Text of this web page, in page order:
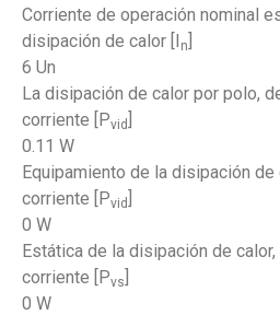
Corriente de operación nominal
disipación de calor [I n
6 Un
La disipación de calor por polo,
corriente [Pvid
0.11 W
Equipamiento de la disipación
corriente [Pvid
0 W
Estática de la disipación de
corriente [Pvs
0 W